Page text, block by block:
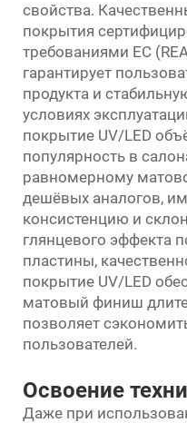
свойства.
покрытия
требованиями ЕС
гарантирует
продукта и
условиях
покрытие UV/LED
популярность в
равномерному
дешёвых аналогов,
консистенцию и
глянцевого эффекта
пластины,
покрытие UV/LED
матовый финиш
позволяет
пользователей.
Освоение
Даже при